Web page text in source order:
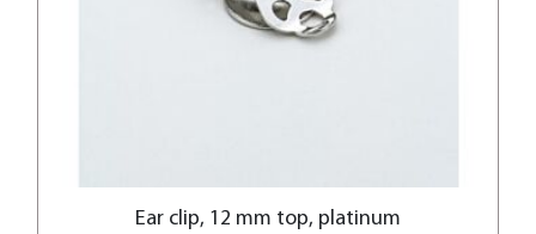
Ear clip, 12 mm top, platinum